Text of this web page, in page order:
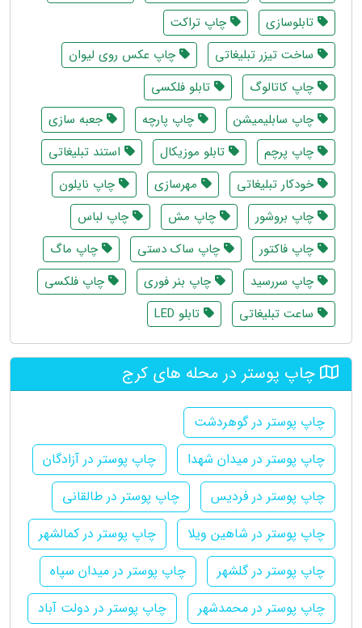
تابلوسازی
چاپ تراکت
ساخت تیزر تبلیغاتی
چاپ عکس روی لیوان
چاپ کاتالوگ
تابلو فلکسی
چاپ سابلیمیشن
چاپ پارچه
جعبه سازی
چاپ پرچم
تابلو موزیکال
استند تبلیغاتی
خودکار تبلیغاتی
مهرسازی
چاپ نایلون
چاپ بروشور
چاپ مش
چاپ لباس
چاپ فاکتور
چاپ ساک دستی
چاپ ماگ
چاپ سررسید
چاپ بنر فوری
چاپ فلکسی
ساعت تبلیغاتی
تابلو LED
چاپ پوستر در محله های کرج
چاپ پوستر در گوهردشت
چاپ پوستر در میدان شهدا
چاپ پوستر در آزادگان
چاپ پوستر در فردیس
چاپ پوستر در طالقانی
چاپ پوستر در شاهین ویلا
چاپ پوستر در کمالشهر
چاپ پوستر در گلشهر
چاپ پوستر در میدان سپاه
چاپ پوستر در محمدشهر
چاپ پوستر در دولت آباد